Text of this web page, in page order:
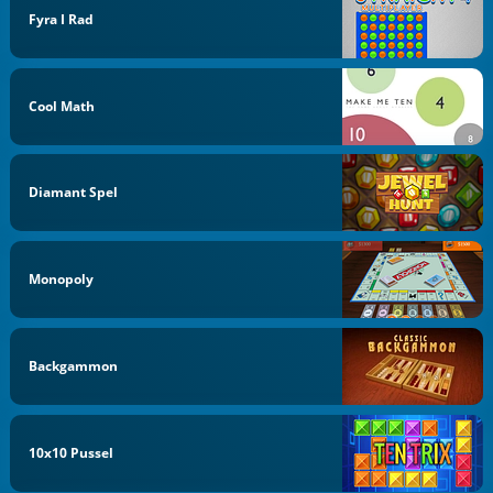
Fyra I Rad
Cool Math
Diamant Spel
Monopoly
Backgammon
10x10 Pussel